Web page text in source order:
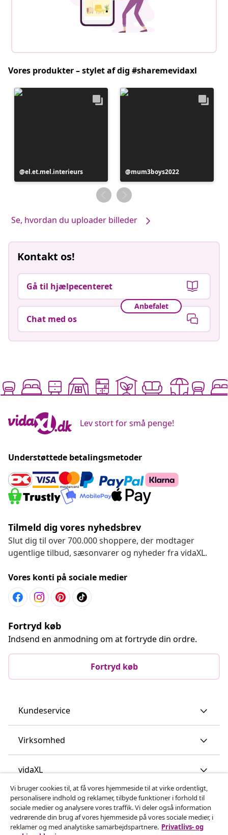
Vores produkter – stylet af dig #sharemevidaxl
Opslag
offentliggjort
el.et.mel.interieurs
Opslag
offentliggjort
af
mum3boys2022
Se, hvordan du uploader billeder
Kontakt os!
Gå til hjælpecenteret
Anbefalet
Chat med os
Lev stort for små penge!
Understøttede betalingsmetoder
Tilmeld dig vores nyhedsbrev
Slut dig til over 700.000 shoppere, der modtager
ugentlige tilbud, sæsonvarer og nyheder fra vidaXL.
Vores konti på sociale medier
Fortryd køb
Indsend en anmodning om at fortryde din ordre.
Fortryd køb
Kundeservice
Virksomhed
vidaXL
Opdag mere
Vi bruger cookies til, at få vores hjemmeside til at virke ordentligt,
personalisere indhold og reklamer, tilbyde funktioner i forhold til
sociale medier og analysere vores traffik. Vi deler også information
vedrørende din brug af vores hjemmeside på vores sociale medier, i
reklamer og med analytiske samarbejdspartnere. Privatlivs- og